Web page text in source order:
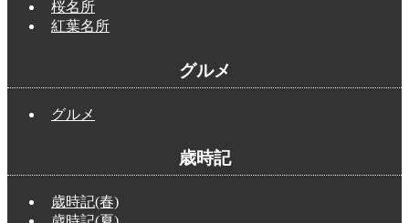
桜名所
紅葉名所
グルメ
グルメ
歳時記
歳時記(春)